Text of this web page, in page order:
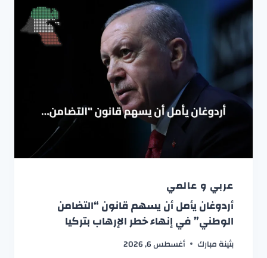
عربي و عالمي
أردوغان يأمل أن يسهم قانون “التضامن
الوطني” في إنهاء خطر الإرهاب بتركيا
بثينة مبارك أغسطس 6, 2026